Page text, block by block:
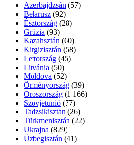
Azerbajdzsán (57)
Belarusz (92)
Észtország (28)
Grúzia (93)
Kazahsztán (60)
Kirgizisztán (58)
Lettország (45)
Litvánia (50)
Moldova (52)
Örményország (39)
Oroszország (1 166)
Szovjetunió (77)
Tadzsikisztán (26)
Türkmenisztán (22)
Ukrajna (829)
Üzbegisztán (41)